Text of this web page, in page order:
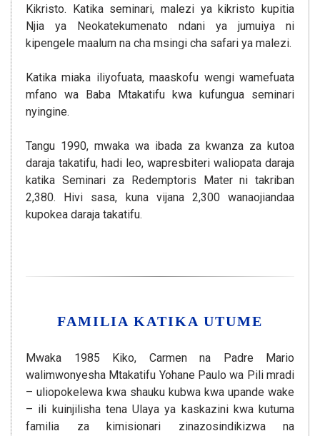
Kikristo. Katika seminari, malezi ya kikristo kupitia
Njia ya Neokatekumenato ndani ya jumuiya ni
kipengele maalum na cha msingi cha safari ya malezi.
Katika miaka iliyofuata, maaskofu wengi wamefuata
mfano wa Baba Mtakatifu kwa kufungua seminari
nyingine.
Tangu 1990, mwaka wa ibada za kwanza za kutoa
daraja takatifu, hadi leo, wapresbiteri waliopata daraja
katika Seminari za Redemptoris Mater ni takriban
2,380. Hivi sasa, kuna vijana 2,300 wanaojiandaa
kupokea daraja takatifu.
FAMILIA KATIKA UTUME
Mwaka 1985 Kiko, Carmen na Padre Mario
walimwonyesha Mtakatifu Yohane Paulo wa Pili mradi
– uliopokelewa kwa shauku kubwa kwa upande wake
– ili kuinjilisha tena Ulaya ya kaskazini kwa kutuma
familia za kimisionari zinazosindikizwa na